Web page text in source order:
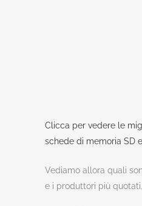
Clicca per vedere le
schede di memoria SD
Vediamo allora quali
e i produttori più quotati.